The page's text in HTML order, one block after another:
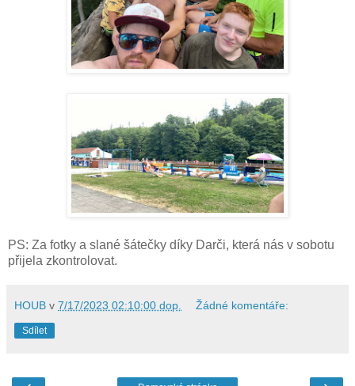
PS: Za fotky a slané šátečky díky Darči, která nás v sobotu
přijela zkontrolovat.
HOUB v 7/17/2023 02:10:00 dop. Žádné komentáře:
Sdílet